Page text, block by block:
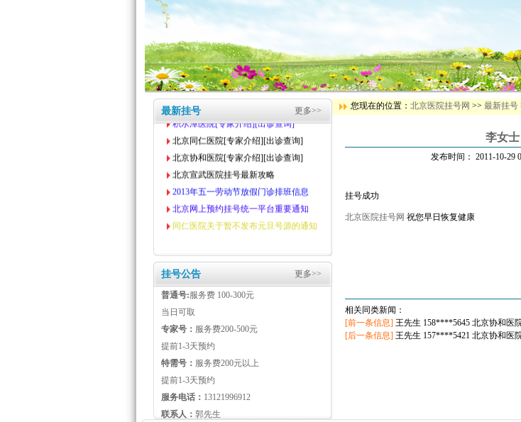
更多>>
最新挂号
北医三院[专家介绍][出诊查询]
积水潭医院[专家介绍][出诊查询]
北京同仁医院[专家介绍][出诊查询]
北京协和医院[专家介绍][出诊查询]
北京宣武医院挂号最新攻略
2013年五一劳动节放假门诊排班信息
北京网上预约挂号统一平台重要通知
同仁医院关于暂不发布元旦号源的通知
更多>>
挂号公告
普通号:服务费 100-300元
当日可取
专家号： 服务费200-500元
提前1-3天预约
特需号： 服务费200元以上
提前1-3天预约
服务电话： 13121996912
联系人： 郭先生
您现在的位置： 北京医院挂号网 >> 最新挂号
李女
发布时间： 2011-10-29
挂号成功
北京医院挂号网 祝您早日恢复健康
相关同类新闻：
[前一条信息] 王先生 158****5645 北京协和医
[后一条信息] 王先生 157****5421 北京协和医